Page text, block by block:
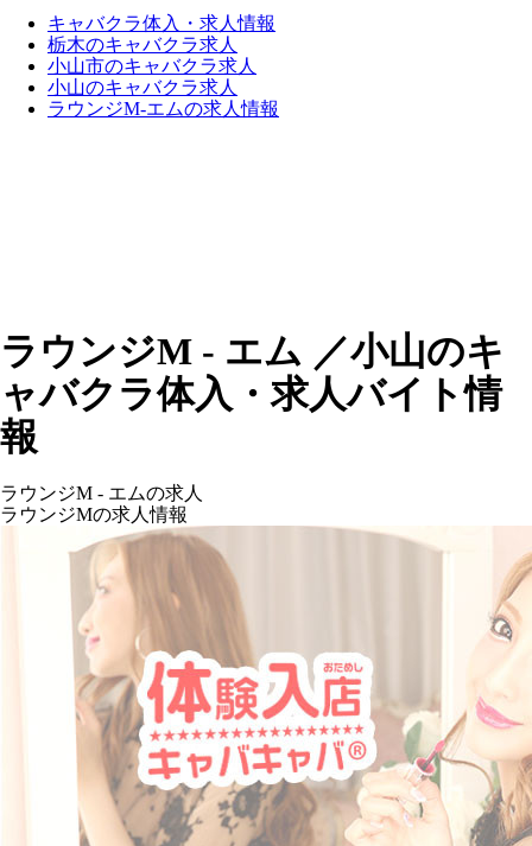
キャバクラ体入・求人情報
栃木のキャバクラ求人
小山市のキャバクラ求人
小山のキャバクラ求人
ラウンジM-エムの求人情報
ラウンジM - エム ／小山のキ
ャバクラ体入・求人バイト情
報
ラウンジM - エムの求人
ラウンジMの求人情報